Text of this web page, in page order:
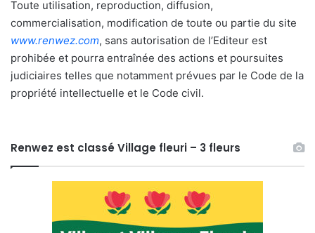
Toute utilisation, reproduction, diffusion,
commercialisation, modification de toute ou partie du site
www.renwez.com, sans autorisation de l’Editeur est
prohibée et pourra entraînée des actions et poursuites
judiciaires telles que notamment prévues par le Code de la
propriété intellectuelle et le Code civil.
Renwez est classé Village fleuri – 3 fleurs